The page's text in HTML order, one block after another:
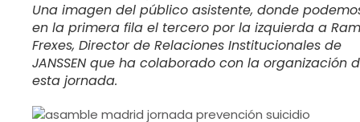
Una imagen del público asistente, donde
en la primera fila el tercero por la izquierda a
Frexes, Director de Relaciones Institucionales de
JANSSEN que ha colaborado con la organización
esta jornada.